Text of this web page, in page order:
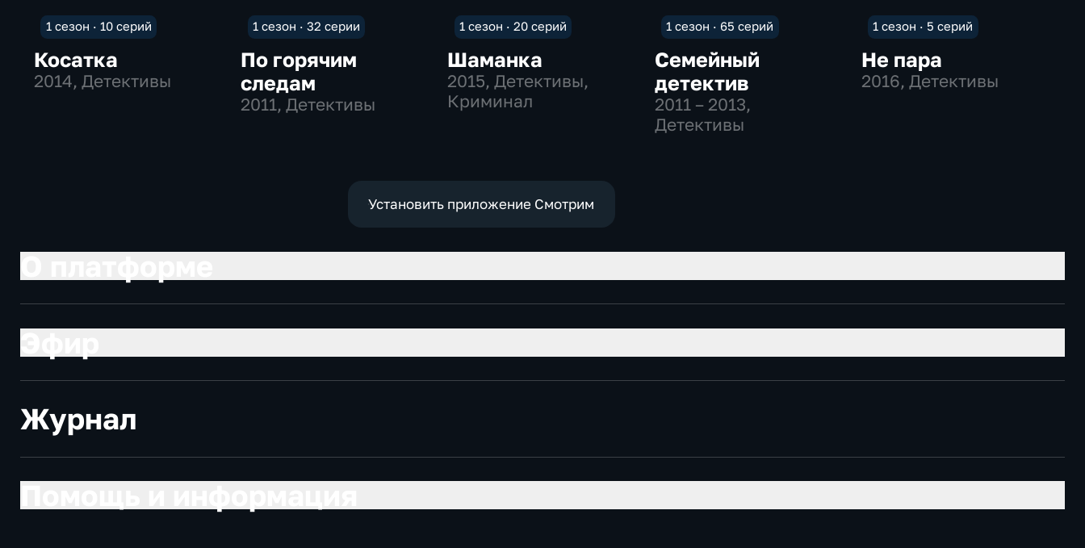
1 сезон · 10 серий
Косатка
2014, Детективы
1 сезон · 32 серии
По горячим
следам
2011, Детективы
1 сезон · 20 серий
Шаманка
2015, Детективы,
Криминал
1 сезон · 65 серий
Семейный
детектив
2011 – 2013,
Детективы
1 сезон · 5 серий
Не пара
2016, Детективы
Установить приложение Смотрим
Журнал